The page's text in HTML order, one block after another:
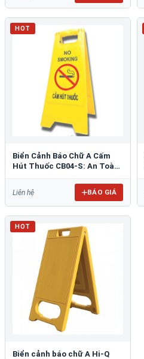
HOT
Biển Cảnh Báo Chữ A Cấm
Hút Thuốc CB04-S: An Toàn
Liên hệ BÁO GIÁ
HOT
Biển cảnh báo chữ A Hi-Q